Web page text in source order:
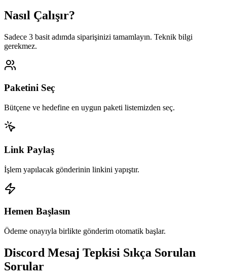
Nasıl Çalışır?
Sadece 3 basit adımda siparişinizi tamamlayın. Teknik bilgi
gerekmez.
Paketini Seç
Bütçene ve hedefine en uygun paketi listemizden seç.
Link Paylaş
İşlem yapılacak gönderinin linkini yapıştır.
Hemen Başlasın
Ödeme onayıyla birlikte gönderim otomatik başlar.
Discord Mesaj Tepkisi Sıkça Sorulan
Sorular